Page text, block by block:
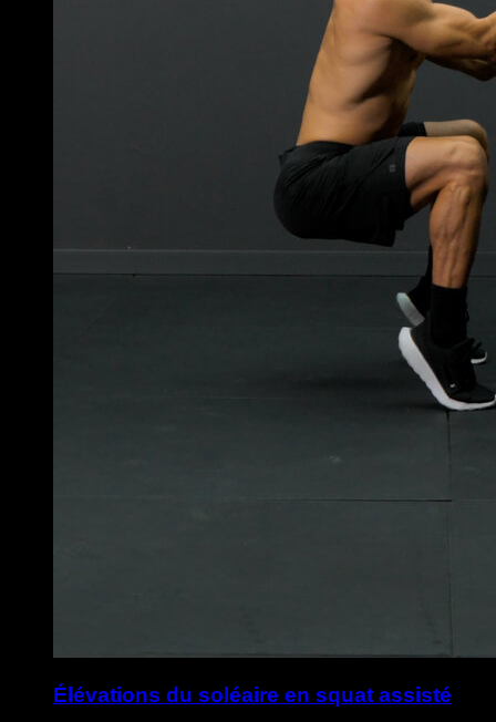
Élévations du soléaire en squat assisté